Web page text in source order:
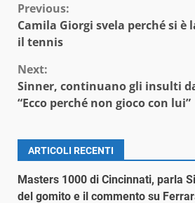
Continue
Reading
Previous:
Camila Giorgi svela perché si è
il tennis
Next:
Sinner, continuano gli insulti
“Ecco perché non gioco con lui”
ARTICOLI RECENTI
Masters 1000 di Cincinnati, parla
del gomito e il commento su